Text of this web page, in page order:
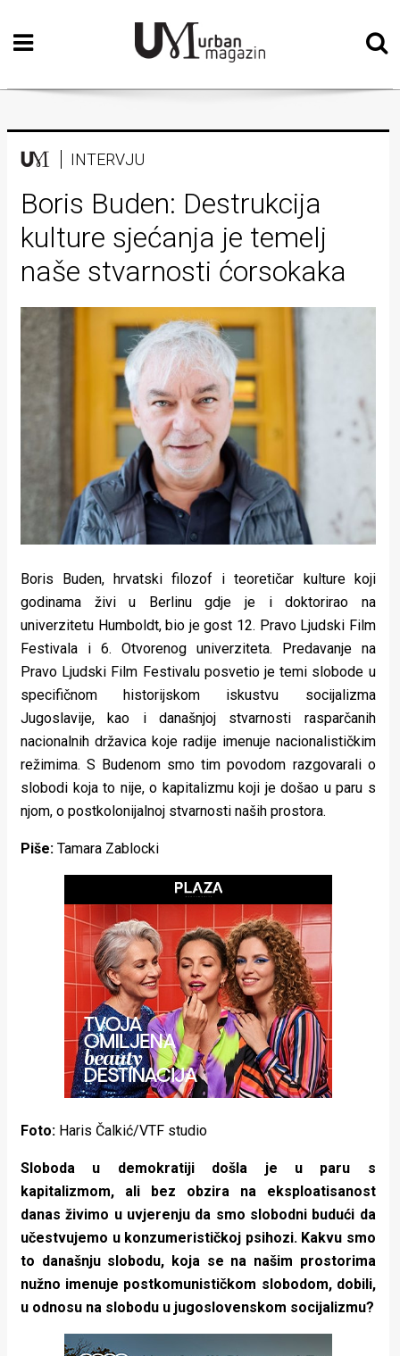
Početna
Vizualne
Teatar
Književnost
Muzika
Film
Intervju
Kultura
Lifestyle
Fashion
Zdravlje
stolom
Život
pokretu
Ideje
koje
rade
Urban
Aktivizam
Aktuelnosti
INTERVJU
Boris Buden: Destrukcija
kulture sjećanja je temelj
naše stvarnosti ćorsokaka
Boris Buden, hrvatski filozof i teoretičar kulture koji
godinama živi u Berlinu gdje je i doktorirao na
univerzitetu Humboldt, bio je gost 12. Pravo Ljudski Film
Festivala i 6. Otvorenog univerziteta. Predavanje na
Pravo Ljudski Film Festivalu posvetio je temi slobode u
specifičnom historijskom iskustvu socijalizma
Jugoslavije, kao i današnjoj stvarnosti rasparčanih
nacionalnih državica koje radije imenuje nacionalističkim
režimima. S Budenom smo tim povodom razgovarali o
slobodi koja to nije, o kapitalizmu koji je došao u paru s
njom, o postkolonijalnoj stvarnosti naših prostora.
Piše: Tamara Zablocki
Foto: Haris Čalkić/VTF studio
Sloboda u demokratiji došla je u paru s
kapitalizmom, ali bez obzira na eksploatisanost
danas živimo u uvjerenju da smo slobodni budući da
učestvujemo u konzumerističkoj psihozi. Kakvu smo
to današnju slobodu, koja se na našim prostorima
nužno imenuje postkomunističkom slobodom, dobili,
u odnosu na slobodu u jugoslovenskom socijalizmu?